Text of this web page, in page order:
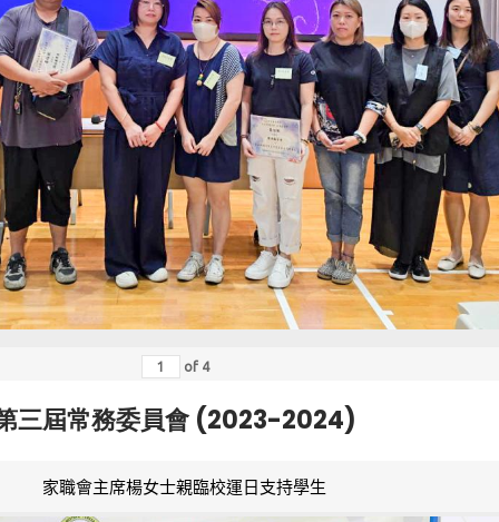
of 4
三屆常務委員會 (2023-2024)
家職會主席楊女士親臨校運日支持學生